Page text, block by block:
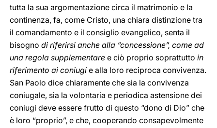
tutta la sua argomentazione circa il matrimonio e la
continenza, fa, come Cristo, una chiara distinzione tra
il comandamento e il consiglio evangelico, senta il
bisogno di riferirsi anche alla “concessione”, come ad
una regola supplementare e ciò proprio soprattutto in
riferimento ai coniugi e alla loro reciproca convivenza.
San Paolo dice chiaramente che sia la convivenza
coniugale, sia la volontaria e periodica astensione dei
coniugi deve essere frutto di questo “dono di Dio” che
è loro “proprio”, e che, cooperando consapevolmente